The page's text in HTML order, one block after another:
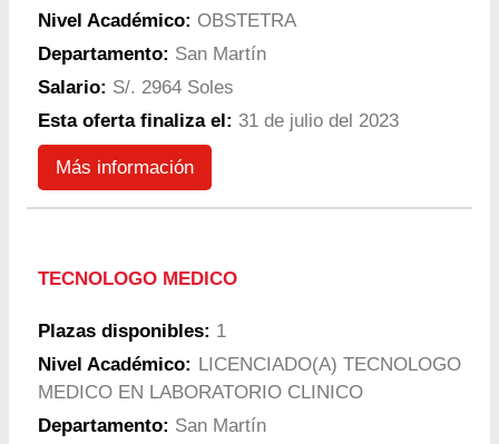
Nivel Académico: OBSTETRA
Departamento: San Martín
Salario: S/. 2964 Soles
Esta oferta finaliza el: 31 de julio del 2023
Más información
TECNOLOGO MEDICO
Plazas disponibles: 1
Nivel Académico: LICENCIADO(A) TECNOLOGO
MEDICO EN LABORATORIO CLINICO
Departamento: San Martín